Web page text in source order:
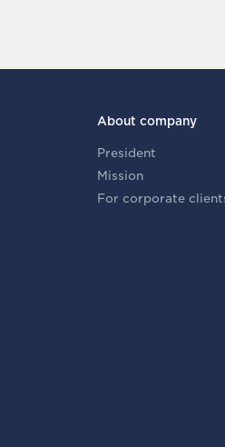
About company
President
Mission
For corporate